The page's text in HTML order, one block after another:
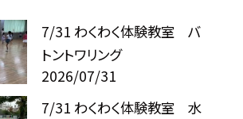
7/31 わくわく体験教室 バ
トントワリング
2026/07/31
7/31 わくわく体験教室 水